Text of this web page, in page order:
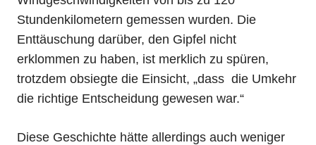
Stundenkilometern gemessen wurden. Die
Enttäuschung darüber, den Gipfel nicht
erklommen zu haben, ist merklich zu spüren,
trotzdem obsiegte die Einsicht, „dass die Umkehr
die richtige Entscheidung gewesen war.“
Diese Geschichte hätte allerdings auch weniger